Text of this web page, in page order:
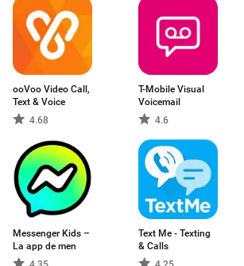
ooVoo Video Call,
Text & Voice
4.68
T-Mobile Visual
Voicemail
4.6
Messenger Kids –
La app de men
Text Me - Texting
& Calls